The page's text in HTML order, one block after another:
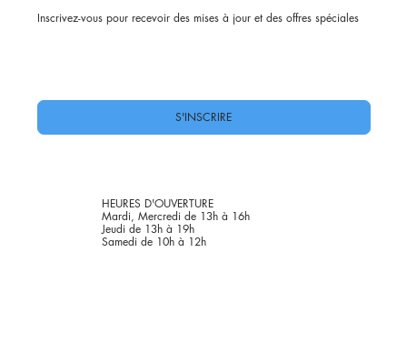
Inscrivez-vous pour recevoir des mises à jour et des offres spéciales
S'INSCRIRE
HEURES D'OUVERTURE
Mardi, Mercredi de 13h à 16h
Jeudi de 13h à 19h
Samedi de 10h à 12h